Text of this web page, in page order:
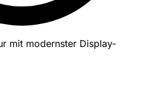
mit modernster Display-